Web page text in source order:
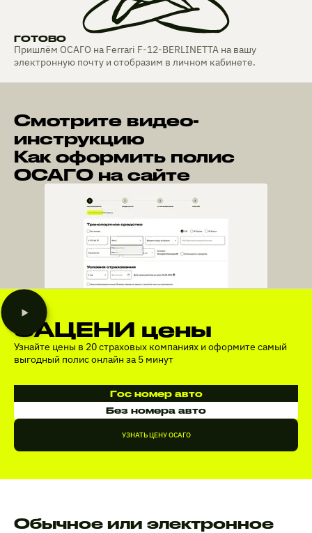
ГОТОВО
Пришлём ОСАГО на Ferrari F-12-BERLINETTA на вашу
электронную почту и отобразим в личном кабинете.
Смотрите видео-
инструкцию
Как оформить полис
ОСАГО на сайте
ЗАЦЕНИ цены
Узнайте цены в 20 страховых компаниях и оформите самый
выгодный полис онлайн за 5 минут
Гос номер авто
Без номера авто
УЗНАТЬ ЦЕНУ ОСАГО
Обычное или электронное